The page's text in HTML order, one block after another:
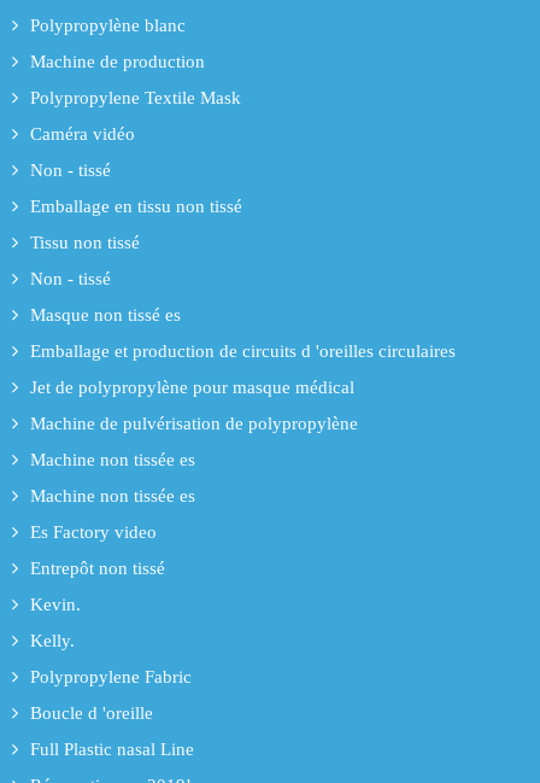
Polypropylène blanc
Machine de production
Polypropylene Textile Mask
Caméra vidéo
Non - tissé
Emballage en tissu non tissé
Tissu non tissé
Non - tissé
Masque non tissé es
Emballage et production de circuits d 'oreilles circulaires
Jet de polypropylène pour masque médical
Machine de pulvérisation de polypropylène
Machine non tissée es
Machine non tissée es
Es Factory video
Entrepôt non tissé
Kevin.
Kelly.
Polypropylene Fabric
Boucle d 'oreille
Full Plastic nasal Line